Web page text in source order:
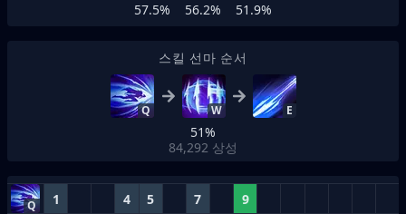
57.5% 56.2% 51.9%
스킬 선마 순서
Q W E
51%
84,292 상성
Q 1 4 5 7 9